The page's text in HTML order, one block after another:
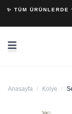
✨ TÜM
Anasayfa / Kolye /